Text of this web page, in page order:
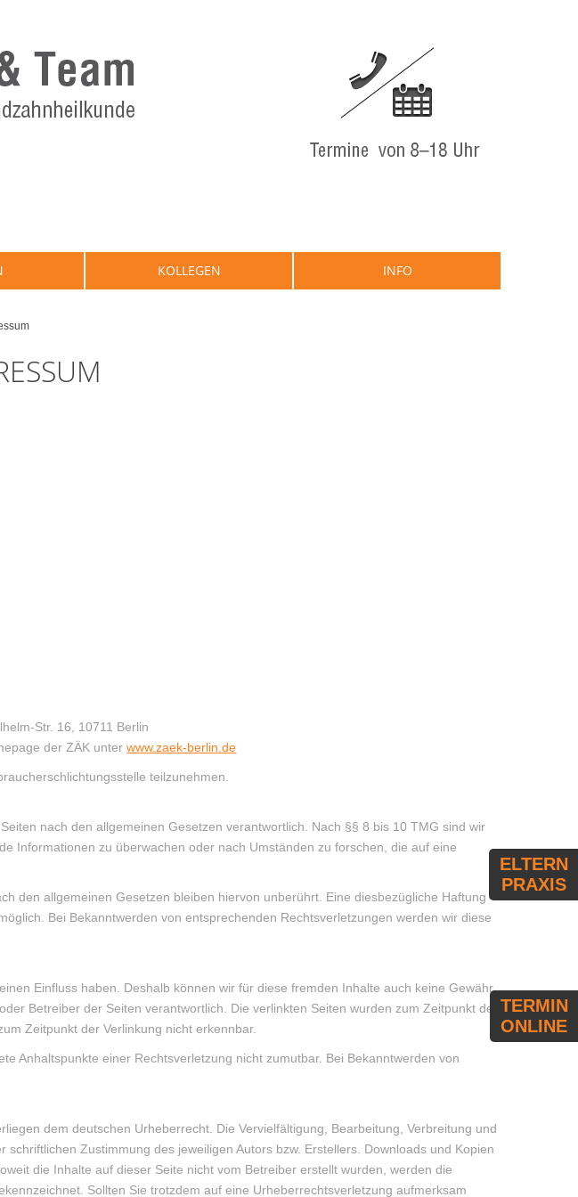
KOLLEGEN INFO
Str. 16, 10711 Berlin
der ZÄK unterwww.zaek-berlin.de
teilzunehmen.
nach den allgemeinen Gesetzen verantwortlich. Nach §§ 8 bis 10 TMG sind wir
Informationen zu überwachen oder nach Umständen zu forschen, die auf eine
den allgemeinen Gesetzen bleiben hiervon unberührt. Eine diesbezügliche Haftung
Bei Bekanntwerden von entsprechenden Rechtsverletzungen werden wir diese
Einfluss haben. Deshalb können wir für diese fremden Inhalte auch keine Gewähr
Betreiber der Seiten verantwortlich. Die verlinkten Seiten wurden zum Zeitpunkt der
Zeitpunkt der Verlinkung nicht erkennbar.
Anhaltspunkte einer Rechtsverletzung nicht zumutbar. Bei Bekanntwerden von
dem deutschen Urheberrecht. Die Vervielfältigung, Bearbeitung, Verbreitung und
Zustimmung des jeweiligen Autors bzw. Erstellers. Downloads und Kopien
die Inhalte auf dieser Seite nicht vom Betreiber erstellt wurden, werden die
Sollten Sie trotzdem auf eine Urheberrechtsverletzung aufmerksam
ELTERN
PRAXIS
TERMIN
ONLINE